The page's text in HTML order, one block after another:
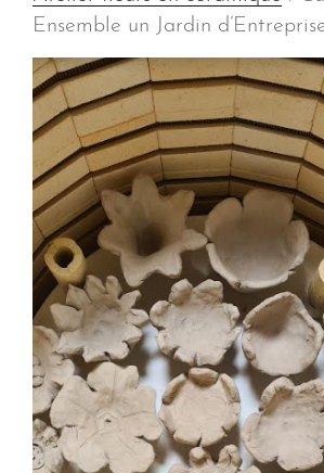
Ensemble un Jardin